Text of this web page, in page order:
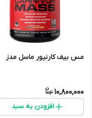
مس بیف کارنیور ماسل مدز
10,800,000
افزودن به سبد